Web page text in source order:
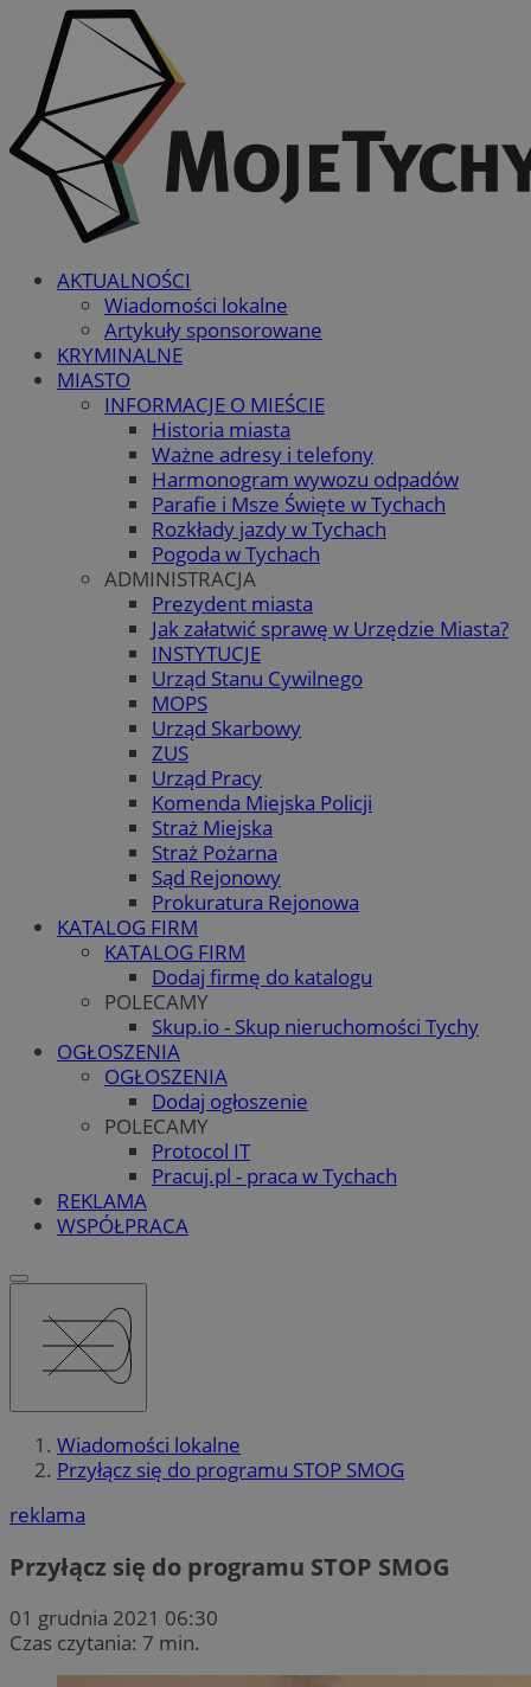
AKTUALNOŚCI
Wiadomości lokalne
Artykuły sponsorowane
KRYMINALNE
MIASTO
INFORMACJE O MIEŚCIE
Historia miasta
Ważne adresy i telefony
Harmonogram wywozu odpadów
Parafie i Msze Święte w Tychach
Rozkłady jazdy w Tychach
Pogoda w Tychach
ADMINISTRACJA
Prezydent miasta
Jak załatwić sprawę w Urzędzie Miasta?
INSTYTUCJE
Urząd Stanu Cywilnego
MOPS
Urząd Skarbowy
ZUS
Urząd Pracy
Komenda Miejska Policji
Straż Miejska
Straż Pożarna
Sąd Rejonowy
Prokuratura Rejonowa
KATALOG FIRM
KATALOG FIRM
Dodaj firmę do katalogu
POLECAMY
Skup.io - Skup nieruchomości Tychy
OGŁOSZENIA
OGŁOSZENIA
Dodaj ogłoszenie
POLECAMY
Protocol IT
Pracuj.pl - praca w Tychach
REKLAMA
WSPÓŁPRACA
Wiadomości lokalne
Przyłącz się do programu STOP SMOG
reklama
Przyłącz się do programu STOP SMOG
01 grudnia 2021 06:30
Czas czytania: 7 min.